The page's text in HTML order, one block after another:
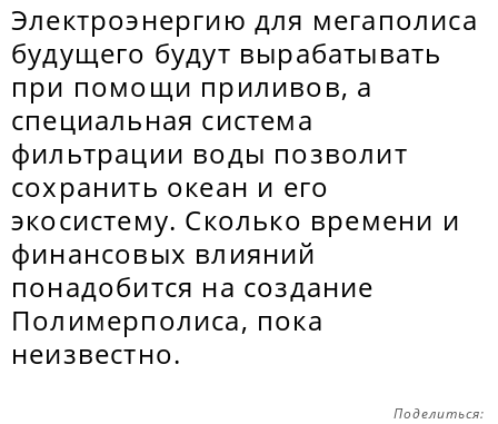
Электроэнергию для мегаполиса
будущего будут вырабатывать
при помощи приливов, а
специальная система
фильтрации воды позволит
сохранить океан и его
экосистему. Сколько времени и
финансовых влияний
понадобится на создание
Полимерполиса, пока
неизвестно.
Поделиться: